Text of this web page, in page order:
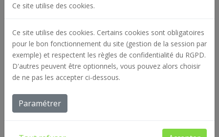
Ce site utilise des cookies.
Ce site utilise des cookies. Certains cookies sont obligatoires
pour le bon fonctionnement du site (gestion de la session par
exemple) et respectent les règles de confidentialité du RGPD.
D'autres peuvent être optionnels, vous pouvez alors choisir
de ne pas les accepter ci-dessous.
Paramétrer